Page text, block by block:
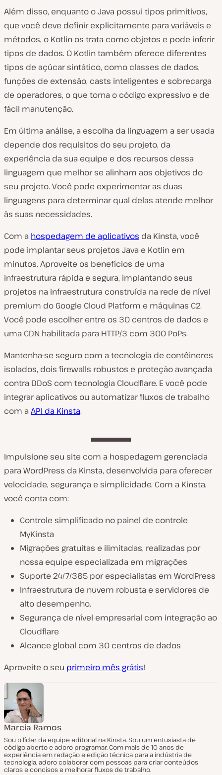
Além disso, enquanto o Java possui tipos primitivos,
que você deve definir explicitamente para variáveis e
métodos, o Kotlin os trata como objetos e pode inferir
tipos de dados. O Kotlin também oferece diferentes
tipos de açúcar sintático, como classes de dados,
funções de extensão, casts inteligentes e sobrecarga
de operadores, o que torna o código expressivo e de
fácil manutenção.
Em última análise, a escolha da linguagem a ser usada
depende dos requisitos do seu projeto, da
experiência da sua equipe e dos recursos dessa
linguagem que melhor se alinham aos objetivos do
seu projeto. Você pode experimentar as duas
linguagens para determinar qual delas atende melhor
às suas necessidades.
Com a hospedagem de aplicativos da Kinsta, você
pode implantar seus projetos Java e Kotlin em
minutos. Aproveite os benefícios de uma
infraestrutura rápida e segura, implantando seus
projetos na infraestrutura construída na rede de nível
premium do Google Cloud Platform e máquinas C2.
Você pode escolher entre os 30 centros de dados e
uma CDN habilitada para HTTP/3 com 300 PoPs.
Mantenha-se seguro com a tecnologia de contêineres
isolados, dois firewalls robustos e proteção avançada
contra DDoS com tecnologia Cloudflare. E você pode
integrar aplicativos ou automatizar fluxos de trabalho
com a API da Kinsta.
Impulsione seu site com a hospedagem gerenciada
para WordPress da Kinsta, desenvolvida para oferecer
velocidade, segurança e simplicidade. Com a Kinsta,
você conta com:
Controle simplificado no painel de controle
MyKinsta
Migrações gratuitas e ilimitadas, realizadas por
nossa equipe especializada em migrações
Suporte 24/7/365 por especialistas em WordPress
Infraestrutura de nuvem robusta e servidores de
alto desempenho.
Segurança de nível empresarial com integração ao
Cloudflare
Alcance global com 30 centros de dados
Aproveite o seu primeiro mês grátis!
Marcia Ramos
Sou o líder da equipe editorial na Kinsta. Sou um entusiasta de
código aberto e adoro programar. Com mais de 10 anos de
experiência em redação e edição técnica para a indústria de
tecnologia, adoro colaborar com pessoas para criar conteúdos
claros e concisos e melhorar fluxos de trabalho.